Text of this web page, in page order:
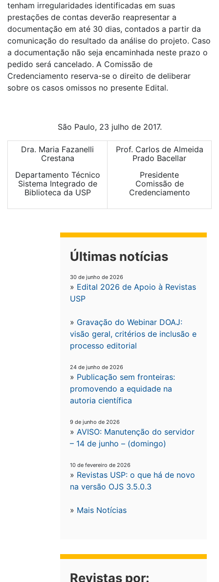
tenham irregularidades identificadas em suas
prestações de contas deverão reapresentar a
documentação em até 30 dias, contados a partir da
comunicação do resultado da análise do projeto. Caso
a documentação não seja encaminhada neste prazo o
pedido será cancelado. A Comissão de
Credenciamento reserva-se o direito de deliberar
sobre os casos omissos no presente Edital.
São Paulo, 23 julho de 2017.
Dra. Maria Fazanelli
Crestana
Departamento Técnico
Sistema Integrado de
Biblioteca da USP
Prof. Carlos de Almeida
Prado Bacellar
Presidente
Comissão de
Credenciamento
Últimas notícias
30 de junho de 2026
» Edital 2026 de Apoio à Revistas
USP
» Gravação do Webinar DOAJ:
visão geral, critérios de inclusão e
processo editorial
24 de junho de 2026
» Publicação sem fronteiras:
promovendo a equidade na
autoria científica
9 de junho de 2026
» AVISO: Manutenção do servidor
– 14 de junho – (domingo)
10 de fevereiro de 2026
» Revistas USP: o que há de novo
na versão OJS 3.5.0.3
» Mais Notícias
Revistas por: